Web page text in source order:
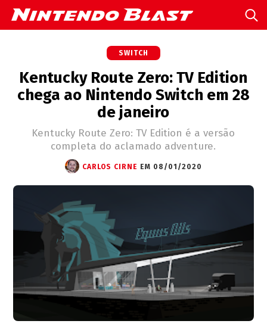
SWITCH
Kentucky Route Zero: TV Edition
chega ao Nintendo Switch em 28
de janeiro
Kentucky Route Zero: TV Edition é a versão
completa do aclamado adventure.
CARLOS CIRNE EM 08/01/2020